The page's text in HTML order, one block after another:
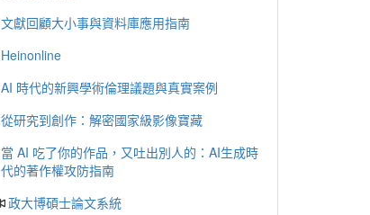
文獻回顧大小事與資料庫應用指南
Heinonline
AI 時代的新興學術倫理議題與真實案例
從研究到創作：解密國家級影像寶藏
當 AI 吃了你的作品，又吐出別人的：AI生成時
代的著作權攻防指南
政大博碩士論文系統